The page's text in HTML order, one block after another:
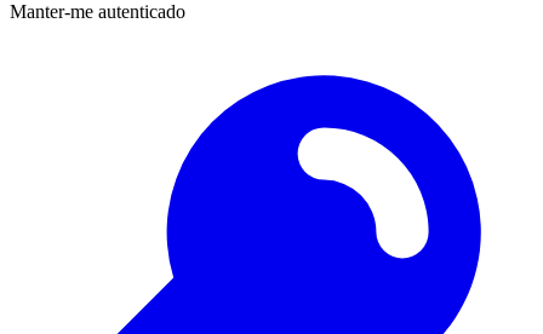
Manter-me autenticado